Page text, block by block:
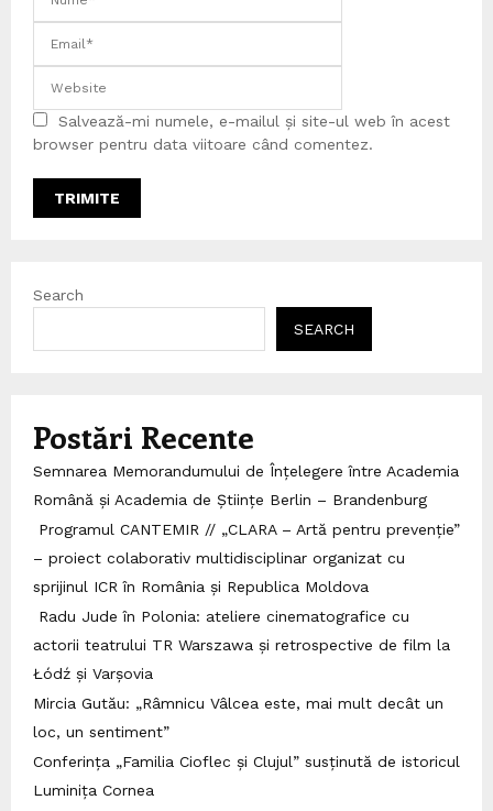
Salvează-mi numele, e-mailul și site-ul web în acest
browser pentru data viitoare când comentez.
Search
SEARCH
Postări Recente
Semnarea Memorandumului de Înțelegere între Academia
Română și Academia de Științe Berlin – Brandenburg
Programul CANTEMIR // „CLARA – Artă pentru prevenție”
– proiect colaborativ multidisciplinar organizat cu
sprijinul ICR în România și Republica Moldova
Radu Jude în Polonia: ateliere cinematografice cu
actorii teatrului TR Warszawa și retrospective de film la
Łódź și Varșovia
Mircia Gutău: „Râmnicu Vâlcea este, mai mult decât un
loc, un sentiment”
Conferința „Familia Cioflec și Clujul” susținută de istoricul
Luminița Cornea